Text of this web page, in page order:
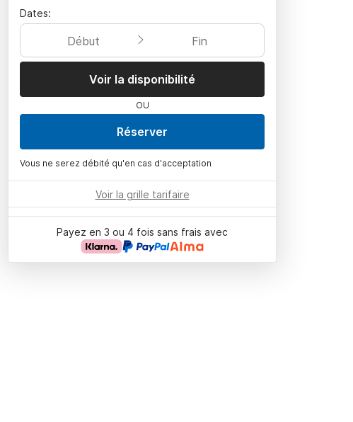
Dates:
Début Fin
Voir la disponibilité
OU
Réserver
Vous ne serez débité qu'en cas d'acceptation
Voir la grille tarifaire
Payez en 3 ou 4 fois sans frais avec